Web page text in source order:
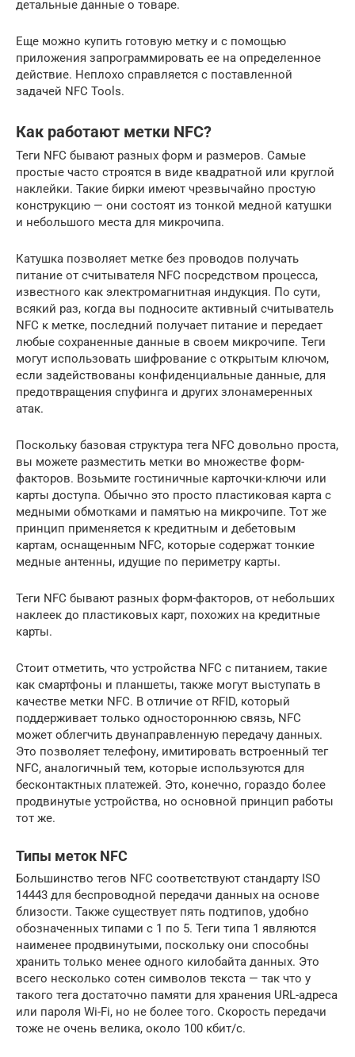
детальные данные о товаре.
Еще можно купить готовую метку и с помощью
приложения запрограммировать ее на определенное
действие. Неплохо справляется с поставленной
задачей NFC Tools.
Как работают метки NFC?
Теги NFC бывают разных форм и размеров. Самые
простые часто строятся в виде квадратной или круглой
наклейки. Такие бирки имеют чрезвычайно простую
конструкцию — они состоят из тонкой медной катушки
и небольшого места для микрочипа.
Катушка позволяет метке без проводов получать
питание от считывателя NFC посредством процесса,
известного как электромагнитная индукция. По сути,
всякий раз, когда вы подносите активный считыватель
NFC к метке, последний получает питание и передает
любые сохраненные данные в своем микрочипе. Теги
могут использовать шифрование с открытым ключом,
если задействованы конфиденциальные данные, для
предотвращения спуфинга и других злонамеренных
атак.
Поскольку базовая структура тега NFC довольно проста,
вы можете разместить метки во множестве форм-
факторов. Возьмите гостиничные карточки-ключи или
карты доступа. Обычно это просто пластиковая карта с
медными обмотками и памятью на микрочипе. Тот же
принцип применяется к кредитным и дебетовым
картам, оснащенным NFC, которые содержат тонкие
медные антенны, идущие по периметру карты.
Теги NFC бывают разных форм-факторов, от небольших
наклеек до пластиковых карт, похожих на кредитные
карты.
Стоит отметить, что устройства NFC с питанием, такие
как смартфоны и планшеты, также могут выступать в
качестве метки NFC. В отличие от RFID, который
поддерживает только одностороннюю связь, NFC
может облегчить двунаправленную передачу данных.
Это позволяет телефону, имитировать встроенный тег
NFC, аналогичный тем, которые используются для
бесконтактных платежей. Это, конечно, гораздо более
продвинутые устройства, но основной принцип работы
тот же.
Типы меток NFC
Большинство тегов NFC соответствуют стандарту ISO
14443 для беспроводной передачи данных на основе
близости. Также существует пять подтипов, удобно
обозначенных типами с 1 по 5. Теги типа 1 являются
наименее продвинутыми, поскольку они способны
хранить только менее одного килобайта данных. Это
всего несколько сотен символов текста — так что у
такого тега достаточно памяти для хранения URL-адреса
или пароля Wi-Fi, но не более того. Скорость передачи
тоже не очень велика, около 100 кбит/с.